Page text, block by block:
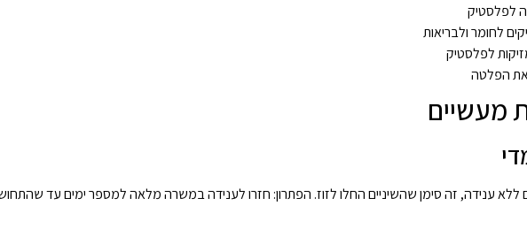
לפלסטיק
לחומר ולבריאות
לפלסטיק
את הפלטה
מעשיים
ענידה, זה סימן שהשיניים החלו לזוז. הפתרון: חזרו לענידה במשרה מלאה למספר ימים עד